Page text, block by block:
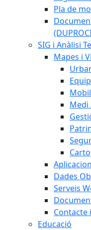
Pla de
SIG i Anàlisi
Mapes i
Medi
Dades
Serveis
Contacte
Educació